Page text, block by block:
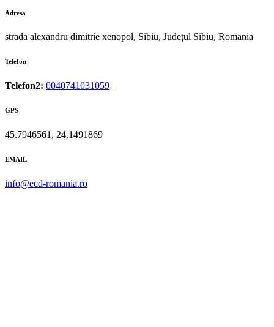
Adresa
strada alexandru dimitrie xenopol, Sibiu, Județul Sibiu, Romania
Telefon
Telefon2: 0040741031059
GPS
45.7946561, 24.1491869
EMAIL
info@ecd-romania.ro